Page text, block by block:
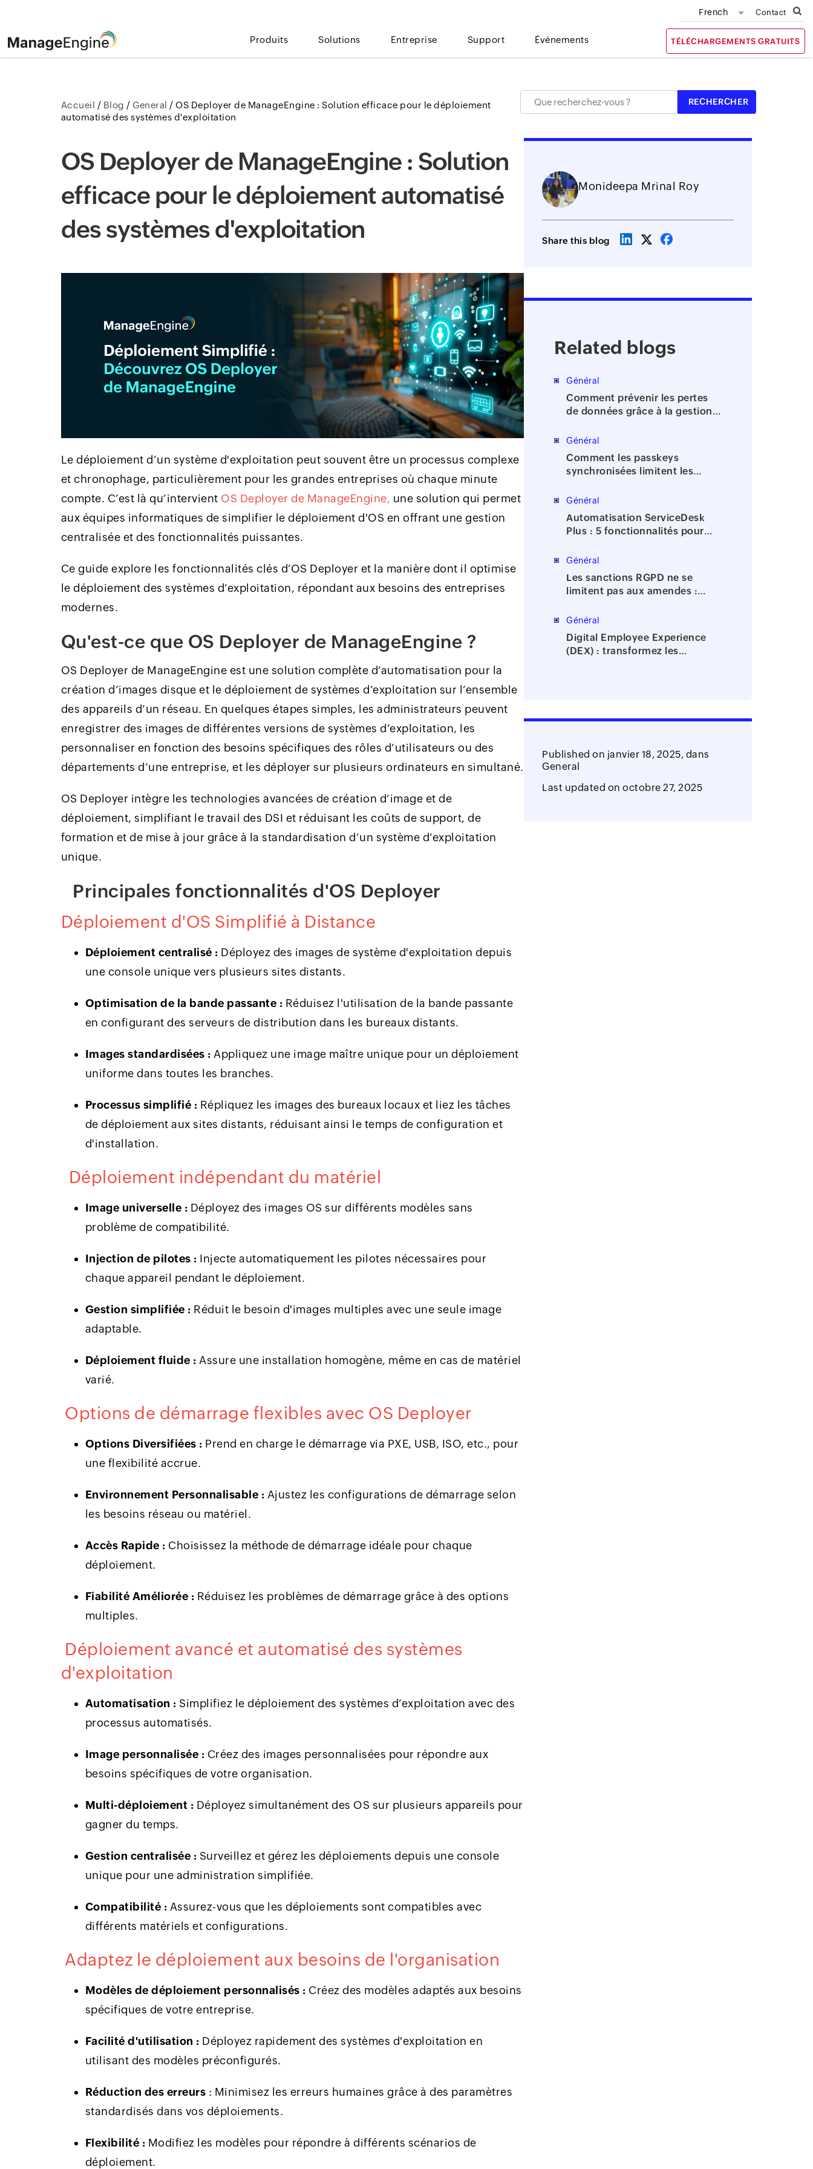
French Contact
Produits Solutions Entreprise Support Événements TÉLÉCHARGEMENTS GRATUITS
Accueil / Blog /General /OS Deployer de ManageEngine : Solution efficace pour le déploiement
automatisé des systèmes d'exploitation
OS Deployer de ManageEngine : Solution
efficace pour le déploiement automatisé
des systèmes d'exploitation
Le déploiement d’un système d'exploitation peut souvent être un processus complexe
et chronophage, particulièrement pour les grandes entreprises où chaque minute
compte. C’est là qu’intervient OS Deployer de ManageEngine, une solution qui permet
aux équipes informatiques de simplifier le déploiement d'OS en offrant une gestion
centralisée et des fonctionnalités puissantes.
Ce guide explore les fonctionnalités clés d’OS Deployer et la manière dont il optimise
le déploiement des systèmes d’exploitation, répondant aux besoins des entreprises
modernes.
Qu'est-ce que OS Deployer de ManageEngine ?
OS Deployer de ManageEngine est une solution complète d’automatisation pour la
création d’images disque et le déploiement de systèmes d’exploitation sur l’ensemble
des appareils d’un réseau. En quelques étapes simples, les administrateurs peuvent
enregistrer des images de différentes versions de systèmes d’exploitation, les
personnaliser en fonction des besoins spécifiques des rôles d’utilisateurs ou des
départements d’une entreprise, et les déployer sur plusieurs ordinateurs en simultané.
OS Deployer intègre les technologies avancées de création d’image et de
déploiement, simplifiant le travail des DSI et réduisant les coûts de support, de
formation et de mise à jour grâce à la standardisation d’un système d’exploitation
unique.
Principales fonctionnalités d'OS Deployer
Déploiement d'OS Simplifié à Distance
Déploiement centralisé : Déployez des images de système d'exploitation depuis
une console unique vers plusieurs sites distants.
Optimisation de la bande passante : Réduisez l'utilisation de la bande passante
en configurant des serveurs de distribution dans les bureaux distants.
Images standardisées : Appliquez une image maître unique pour un déploiement
uniforme dans toutes les branches.
Processus simplifié : Répliquez les images des bureaux locaux et liez les tâches
de déploiement aux sites distants, réduisant ainsi le temps de configuration et
d'installation.
Déploiement indépendant du matériel
Image universelle : Déployez des images OS sur différents modèles sans
problème de compatibilité.
Injection de pilotes : Injecte automatiquement les pilotes nécessaires pour
chaque appareil pendant le déploiement.
Gestion simplifiée : Réduit le besoin d'images multiples avec une seule image
adaptable.
Déploiement fluide : Assure une installation homogène, même en cas de matériel
varié.
Options de démarrage flexibles avec OS Deployer
Options Diversifiées : Prend en charge le démarrage via PXE, USB, ISO, etc., pour
une flexibilité accrue.
Environnement Personnalisable : Ajustez les configurations de démarrage selon
les besoins réseau ou matériel.
Accès Rapide : Choisissez la méthode de démarrage idéale pour chaque
déploiement.
Fiabilité Améliorée : Réduisez les problèmes de démarrage grâce à des options
multiples.
Déploiement avancé et automatisé des systèmes
d'exploitation
Automatisation : Simplifiez le déploiement des systèmes d’exploitation avec des
processus automatisés.
Image personnalisée : Créez des images personnalisées pour répondre aux
besoins spécifiques de votre organisation.
Multi-déploiement : Déployez simultanément des OS sur plusieurs appareils pour
gagner du temps.
Gestion centralisée : Surveillez et gérez les déploiements depuis une console
unique pour une administration simplifiée.
Compatibilité : Assurez-vous que les déploiements sont compatibles avec
différents matériels et configurations.
Adaptez le déploiement aux besoins de l'organisation
Modèles de déploiement personnalisés : Créez des modèles adaptés aux besoins
spécifiques de votre entreprise.
Facilité d'utilisation : Déployez rapidement des systèmes d'exploitation en
utilisant des modèles préconfigurés.
Réduction des erreurs : Minimisez les erreurs humaines grâce à des paramètres
standardisés dans vos déploiements.
Flexibilité : Modifiez les modèles pour répondre à différents scénarios de
déploiement.
Monideepa Mrinal Roy
Share this blog
Related blogs
Général
Comment prévenir les pertes
de données grâce à la gestion
Général
Comment les passkeys
synchronisées limitent les
Général
Automatisation ServiceDesk
Plus : 5 fonctionnalités pour
support IT
Général
Les sanctions RGPD ne se
limitent pas aux amendes :
Général
Digital Employee Experience
(DEX) : transformez les
Published on janvier 18, 2025, dans
General
Last updated onoctobre 27, 2025